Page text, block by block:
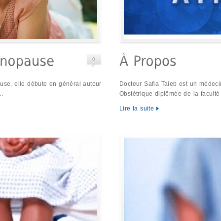
0
elle débute en général autour
Docteur Safia Taieb est un
Obstétrique diplômée de la
Lire la suite